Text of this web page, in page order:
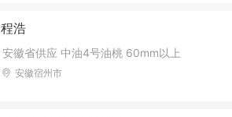
程浩
安徽省供应 中油4号油桃 60mm以上
安徽宿州市